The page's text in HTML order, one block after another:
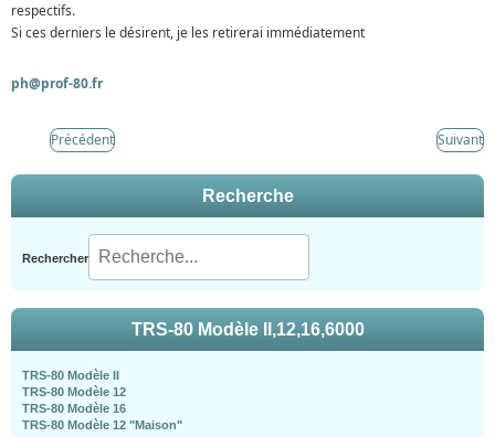
respectifs.
Si ces derniers le désirent, je les retirerai immédiatement
ph@prof-80.fr
Précédent Suivant
Recherche
Rechercher
TRS-80 Modèle II,12,16,6000
TRS-80 Modèle II
TRS-80 Modèle 12
TRS-80 Modèle 16
TRS-80 Modèle 12 "Maison"